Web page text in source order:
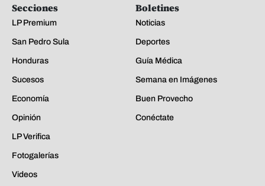
Secciones
LP Premium
San Pedro Sula
Honduras
Sucesos
Economía
Opinión
LP Verifica
Fotogalerías
Videos
Boletines
Noticias
Deportes
Guía Médica
Semana en Imágenes
Buen Provecho
Conéctate